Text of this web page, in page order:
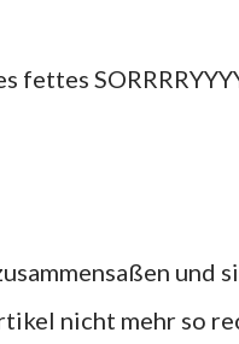
fettes
nicht mehr so